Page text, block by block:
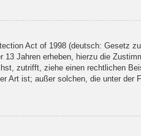
Act of 1998 (deutsch:
Jahren erheben, hierzu die
zutrifft, ziehe einen rechtlichen
Art ist; außer solchen, die unter